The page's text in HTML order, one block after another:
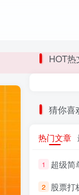
新各大精品创业项
HOT热
猜你喜
热门文章
1 超级简单
2 股票打板、